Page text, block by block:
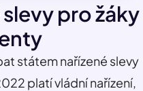
pro žáky
státem nařízené slevy
platí vládní nařízení,